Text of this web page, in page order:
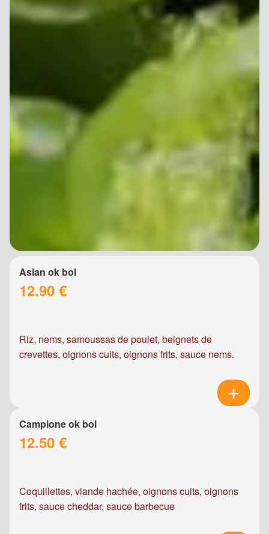
Asian ok bol
12.90 €
Riz, nems, samoussas de poulet, beignets de
crevettes, oignons cuits, oignons frits, sauce nems.
Campione ok bol
12.50 €
Coquillettes, viande hachée, oignons cuits, oignons
frits, sauce cheddar, sauce barbecue